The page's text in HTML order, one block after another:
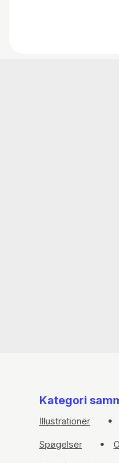
Kategori
Illustrationer
Spøgelser